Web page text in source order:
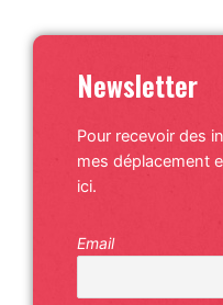
Newsletter
Pour recevoir des
mes déplacement
ici.
Email